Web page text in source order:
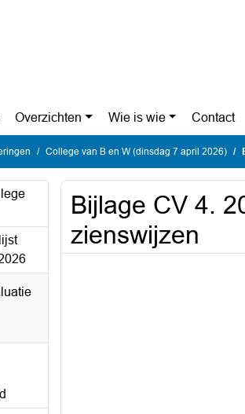
Overzichten Wie is wie Contact
College van B en W (dinsdag 7 april 2026)
Bijlage CV 4.
zienswijzen